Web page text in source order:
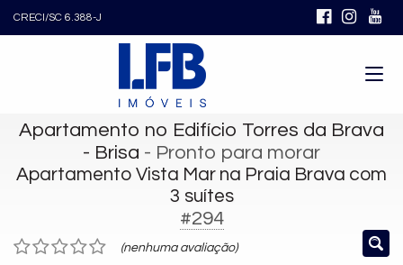
CRECI/SC 6.388-J
Apartamento no Edifício Torres da Brava
- Brisa - Pronto para morar
Apartamento Vista Mar na Praia Brava com
3 suítes
#294
(nenhuma avaliação)